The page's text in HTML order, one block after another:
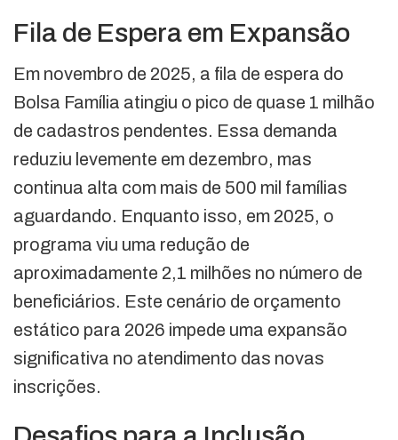
Fila de Espera em Expansão
Em novembro de 2025, a fila de espera do
Bolsa Família atingiu o pico de quase 1 milhão
de cadastros pendentes. Essa demanda
reduziu levemente em dezembro, mas
continua alta com mais de 500 mil famílias
aguardando. Enquanto isso, em 2025, o
programa viu uma redução de
aproximadamente 2,1 milhões no número de
beneficiários. Este cenário de orçamento
estático para 2026 impede uma expansão
significativa no atendimento das novas
inscrições.